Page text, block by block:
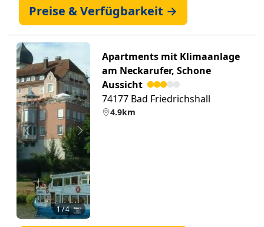
Preise & Verfügbarkeit →
Zurück Weiter
1/ 4 📷
Apartments mit Klimaanlage
am Neckarufer, Schone
Aussicht
74177 Bad Friedrichshall
4.9km